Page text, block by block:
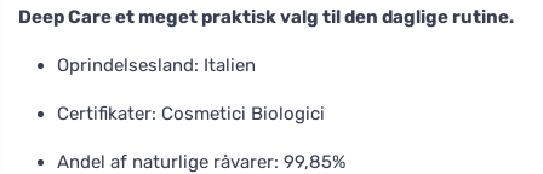
Deep Care et meget praktisk valg til den daglige rutine.
Oprindelsesland: Italien
Certifikater: Cosmetici Biologici
Andel af naturlige råvarer: 99,85%